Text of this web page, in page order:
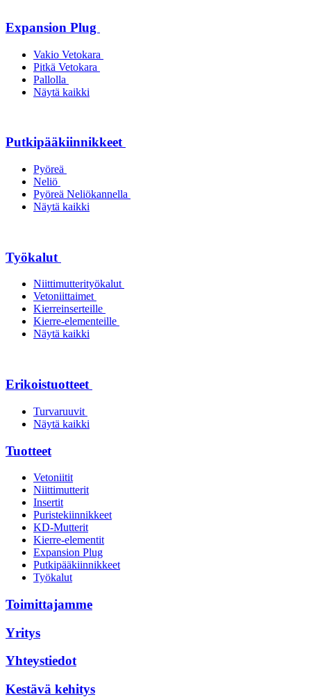
Expansion Plug
Vakio Vetokara
Pitkä Vetokara
Pallolla
Näytä kaikki
Putkipääkiinnikkeet
Pyöreä
Neliö
Pyöreä Neliökannella
Näytä kaikki
Työkalut
Niittimutterityökalut
Vetoniittaimet
Kierreinserteille
Kierre-elementeille
Näytä kaikki
Erikoistuotteet
Turvaruuvit
Näytä kaikki
Tuotteet
Vetoniitit
Niittimutterit
Insertit
Puristekiinnikkeet
KD-Mutterit
Kierre-elementit
Expansion Plug
Putkipääkiinnikkeet
Työkalut
Toimittajamme
Yritys
Yhteystiedot
Kestävä kehitys